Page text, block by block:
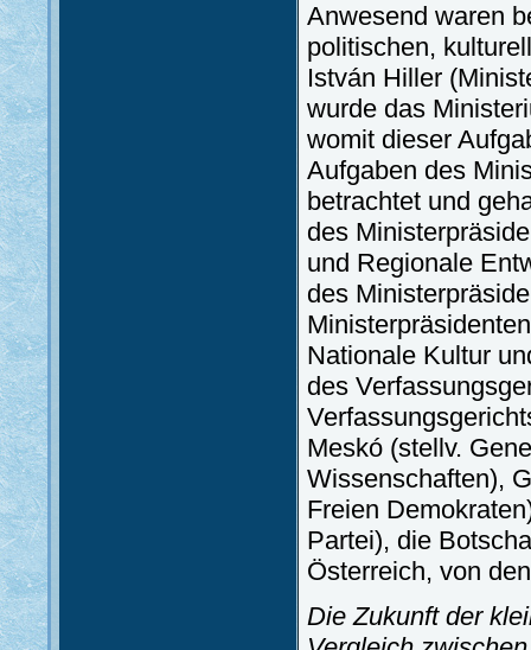
Anwesend waren
politischen,
István Hiller
wurde das
womit dieser
Aufgaben des
betrachtet und
des
und Regionale
des
Nationale Kultur
des
Meskó (stellv.
Wissenschaften),
Freien
Partei), die
Österreich, von
Die Zukunft der